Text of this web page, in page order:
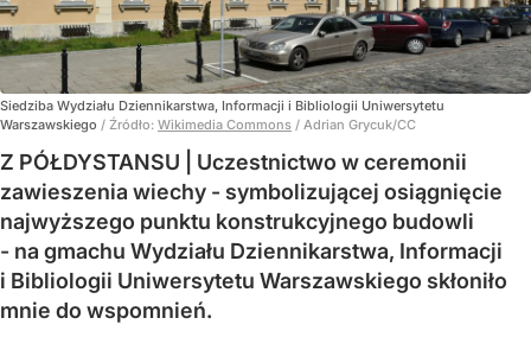
Siedziba Wydziału Dziennikarstwa, Informacji i Bibliologii Uniwersytetu
Warszawskiego / Źródło: Wikimedia Commons / Adrian Grycuk/CC
Z PÓŁDYSTANSU | Uczestnictwo w ceremonii
zawieszenia wiechy - symbolizującej osiągnięcie
najwyższego punktu konstrukcyjnego budowli
- na gmachu Wydziału Dziennikarstwa, Informacji
i Bibliologii Uniwersytetu Warszawskiego skłoniło
mnie do wspomnień.